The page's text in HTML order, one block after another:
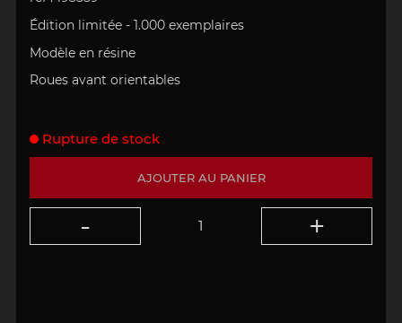
Édition limitée - 1.000 exemplaires
Modèle en résine
Roues avant orientables
AJOUTER AU PANIER
Rupture de stock